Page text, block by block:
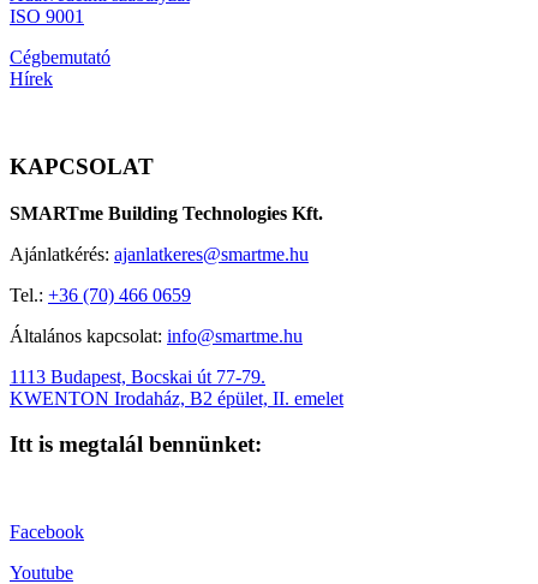
ISO 9001
Cégbemutató
Hírek
KAPCSOLAT
SMARTme Building Technologies Kft.
Ajánlatkérés: ajanlatkeres@smartme.hu
Tel.: +36 (70) 466 0659
Általános kapcsolat: info@smartme.hu
1113 Budapest, Bocskai út 77-79.
KWENTON Irodaház, B2 épület, II. emelet
Itt is megtalál bennünket:
Facebook
Youtube